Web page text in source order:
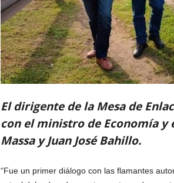
El dirigente de la Mesa de
con el ministro de Economía
Massa y Juan José Bahillo.
“Fue un primer diálogo con las flamantes